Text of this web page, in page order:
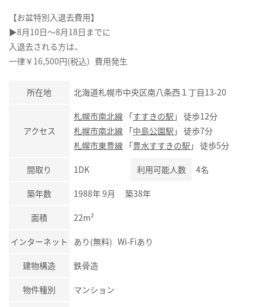
【お盆特別入退去費用】
▶8月10日～8月18日までに
入退去される方は、
一律￥16,500円(税込）費用発生
所在地 北海道札幌市中央区南八条西１丁目13-20
アクセス
札幌市南北線 「すすきの駅 」 徒歩12分
札幌市南北線 「中島公園駅 」 徒歩7分
札幌市東豊線 「豊水すすきの駅 」 徒歩5分
間取り 1DK 利用可能人数 4名
築年数 1988年 9月 築38年
面積 22m²
インターネット あり(無料) Wi-Fiあり
建物構造 鉄骨造
物件種別
マンション